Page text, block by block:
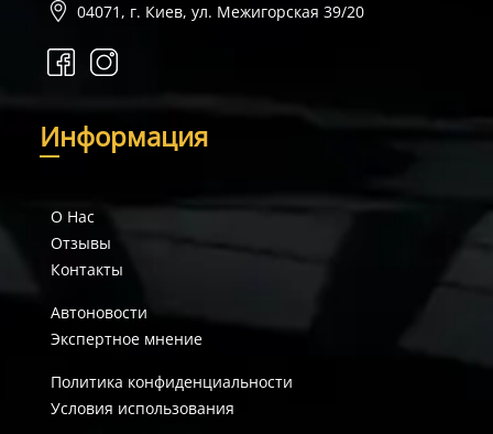
04071, г. Киев, ул. Межигорская 39/20
Информация
О Нас
Отзывы
Контакты
Автоновости
Экспертное мнение
Политика конфиденциальности
Условия использования